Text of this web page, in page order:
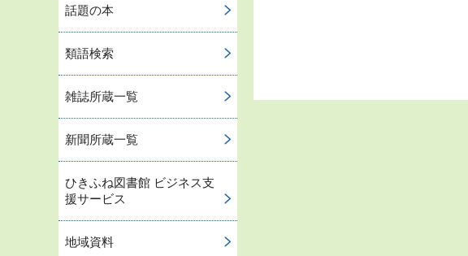
話題の本
類語検索
雑誌所蔵一覧
新聞所蔵一覧
ひきふね図書館 ビジネス支
援サービス
地域資料